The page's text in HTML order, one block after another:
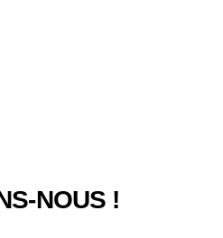
NOUS !